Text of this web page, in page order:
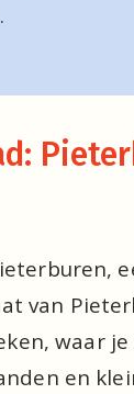
van
waar
en